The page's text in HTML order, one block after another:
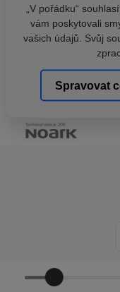
„V pořádku“
vám poskytovali
vašich údajů. Svůj
Spravovat